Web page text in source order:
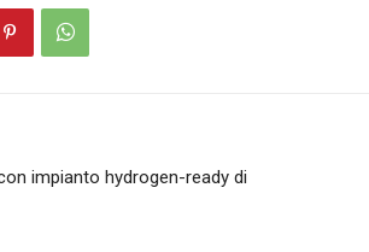
impianto hydrogen-ready di